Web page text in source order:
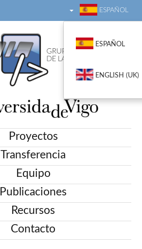
ESPAÑOL
ESPAÑOL
ENGLISH (UK)
Proyectos
Transferencia
Equipo
Publicaciones
Recursos
Contacto